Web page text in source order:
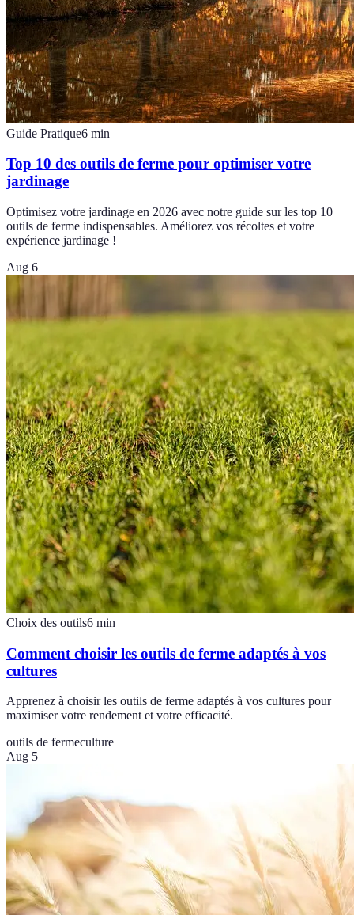
Guide Pratique6 min
Top 10 des outils de ferme pour optimiser votre
jardinage
Optimisez votre jardinage en 2026 avec notre guide sur les top 10
outils de ferme indispensables. Améliorez vos récoltes et votre
expérience jardinage !
Aug 6
Choix des outils6 min
Comment choisir les outils de ferme adaptés à vos
cultures
Apprenez à choisir les outils de ferme adaptés à vos cultures pour
maximiser votre rendement et votre efficacité.
outils de fermeculture
Aug 5